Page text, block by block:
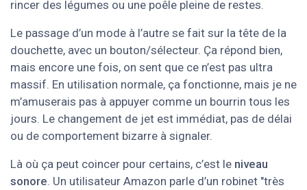
rincer des légumes ou une poêle pleine de restes.
Le passage d’un mode à l’autre se fait sur la tête de la
douchette, avec un bouton/sélecteur. Ça répond bien,
mais encore une fois, on sent que ce n’est pas ultra
massif. En utilisation normale, ça fonctionne, mais je ne
m’amuserais pas à appuyer comme un bourrin tous les
jours. Le changement de jet est immédiat, pas de délai
ou de comportement bizarre à signaler.
Là où ça peut coincer pour certains, c’est le niveau
sonore. Un utilisateur Amazon parle d’un robinet "très